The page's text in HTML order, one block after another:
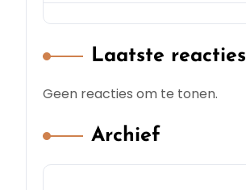
Laatste reacties
Geen reacties om te tonen.
Archief